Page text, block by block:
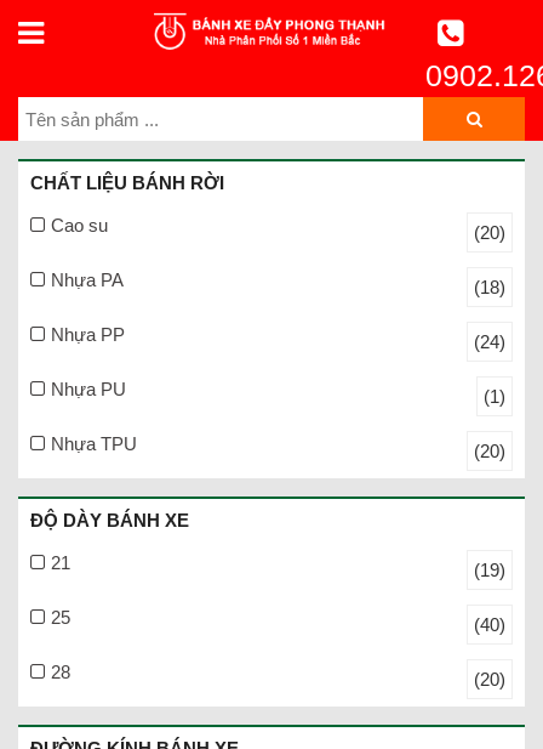
CHẤT LIỆU BÁNH RỜI
Cao su (20)
Nhựa PA (18)
Nhựa PP (24)
Nhựa PU (1)
Nhựa TPU (20)
ĐỘ DÀY BÁNH XE
21 (19)
25 (40)
28 (20)